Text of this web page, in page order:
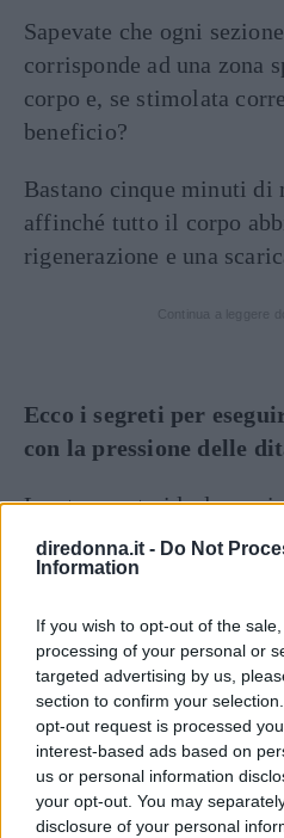
diredonna.it - Do Not
Information
If you wish to opt-out of the
processing of your personal or
targeted advertising by us,
section to confirm your
opt-out request is processed
interest-based ads based on
us or personal information
your opt-out. You may
disclosure of your personal
Sapevate che ogni
corrisponde ad una zona
corpo e, se stimolata
beneficio?
Bastano cinque minuti di
affinché tutto il corpo
rigenerazione e una
Ecco i segreti per
con la pressione delle
Lo strumento ideale per i
pallinamorbida di quelle
come anti stress.
Stando in piedi, fate
tutto il piede,
tallone, avanti e indietro.
Concentratevi poi sulle
trattare, posizionandovi
utilizzando il peso del